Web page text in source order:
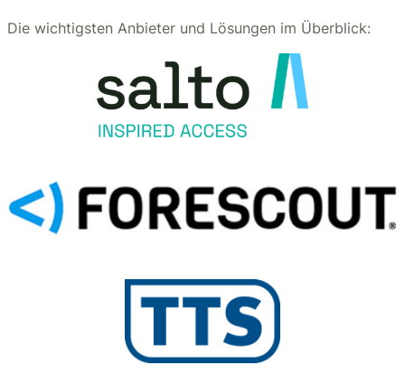
Die wichtigsten Anbieter und Lösungen im Überblick: